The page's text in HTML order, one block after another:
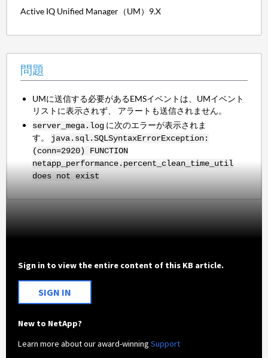
Active IQ Unified Manager（UM）9.X
問題
UMに送信する必要があるEMSイベントは、UMイベント
リストに表示されず、 アラートも送信されません。
server_mega.log に次のエラーが表示されま
す。 java.sql.SQLSyntaxErrorException:
(conn=2920) FUNCTION
netapp_performance.percent_clean_time_util
does not exist
Sign in to view the entire content of this KB article.
SIGN IN
New to NetApp?
Learn more about our award-winningSupport